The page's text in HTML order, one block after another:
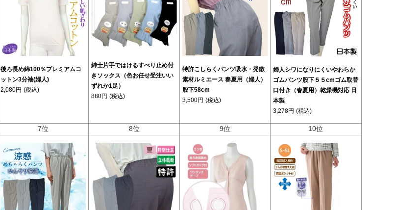
後ろ長め綿100％プレミアムコ
ットン3分袖(婦人)
2,080円 (税込)
紳士片手ではけるすべり止め付
きソックス（色お任せ受注いい
ずれか1足）
880円 (税込)
特許こしらくパンツ吸水・発散
素材ルミエース 春夏用（婦人）
股下58cm
3,500円 (税込)
婦人シワになりにくいやわらか
ゴムパンツ股下５５cmゴム取替
口付き（春夏用）乾燥機対応 日
本製
3,278円 (税込)
7位 8位 9位 10位